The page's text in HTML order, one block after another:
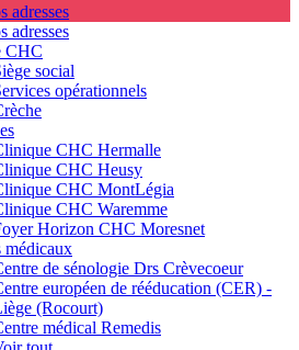
adresses
adresses
CHC
social
opérationnels
CHC Hermalle
CHC Heusy
CHC MontLégia
CHC Waremme
Horizon CHC Moresnet
médicaux
de sénologie Drs Crèvecoeur
européen de rééducation (CER) -
(Rocourt)
médical Remedis